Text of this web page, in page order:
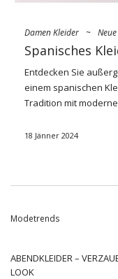
Damen Kleider ~
Spanisches
Entdecken Sie
einem spanischen
Tradition mit
tauchen ein in
der
18 Jänner 2024
Modetrends
ABENDKLEIDER –
LOOK